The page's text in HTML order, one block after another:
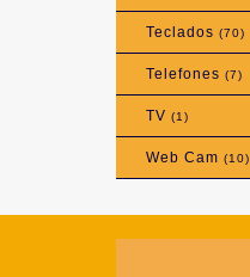
Teclados (70)
Telefones (7)
TV (1)
Web Cam (10)